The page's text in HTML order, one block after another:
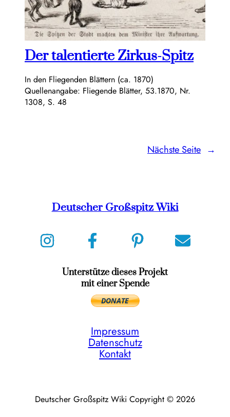
Der talentierte Zirkus-Spitz
In den Fliegenden Blättern (ca. 1870)
Quellenangabe: Fliegende Blätter, 53.1870, Nr.
1308, S. 48
Nächste Seite →
Deutscher Großspitz Wiki
Unterstütze dieses Projekt
mit einer Spende
Impressum
Datenschutz
Kontakt
Deutscher Großspitz Wiki Copyright © 2026